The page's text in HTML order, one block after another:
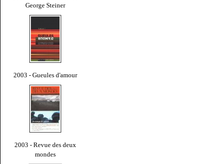
George Steiner
2003 - Gueules d'amour
2003 - Revue des deux
mondes